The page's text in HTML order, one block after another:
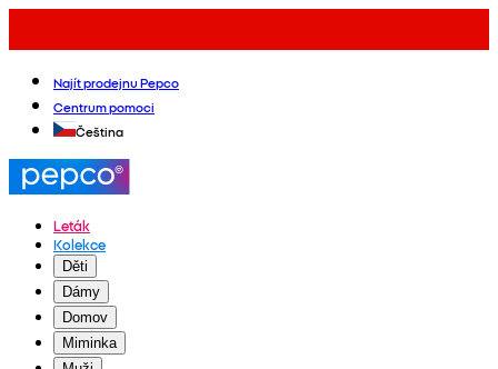
Najít prodejnu Pepco
Centrum pomoci
Čeština
Leták
Kolekce
Děti
Dámy
Domov
Miminka